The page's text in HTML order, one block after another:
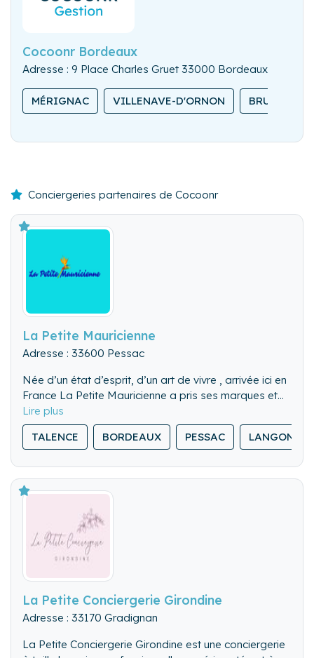
Cocoonr Bordeaux
Adresse : 9 Place Charles Gruet 33000 Bordeaux
MÉRIGNAC VILLENAVE-D'ORNON BRUGES
Conciergeries partenaires de Cocoonr
La Petite Mauricienne
Adresse : 33600 Pessac
Née d’un état d’esprit, d’un art de vivre , arrivée ici en
France La Petite Mauricienne a pris ses marques et
s’est installée dans la merveilleuse ville de Pessac
La Petite Mauricienne Conciergerie a été crée en
JUILLET 2021 après plusieurs années en freelance
Elle a su gagner la confiance de ses clients et
De l’accueil à la mise en état de votre logement de
l’état des lieux jusqu’aux départs des voyageurs, la
Petite Mauricienne vous accompagne dans votre
projet de location saisonnière court et long terme.
TALENCE BORDEAUX PESSAC LANGON
La Petite Conciergerie Girondine
Adresse : 33170 Gradignan
La Petite Conciergerie Girondine est une conciergerie